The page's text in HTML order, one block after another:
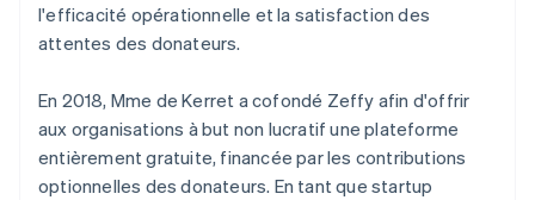
l'efficacité opérationnelle et la satisfaction des
attentes des donateurs.
En 2018, Mme de Kerret a cofondé Zeffy afin d'offrir
aux organisations à but non lucratif une plateforme
entièrement gratuite, financée par les contributions
optionnelles des donateurs. En tant que startup